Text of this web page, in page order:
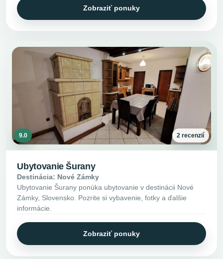
Zobraziť ponuky
9.0 2 recenzií
Ubytovanie Šurany
Destinácia: Nové Zámky
Ubytovanie Šurany ponúka ubytovanie v destinácii Nové
Zámky, Slovensko. Pozrite si vybavenie, fotky a ďalšie
informácie.
Zobraziť ponuky